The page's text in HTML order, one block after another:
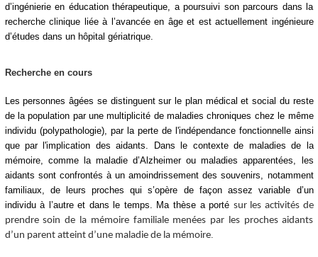
d’ingénierie en éducation thérapeutique, a poursuivi son parcours dans la
recherche clinique liée à l’avancée en âge et est actuellement ingénieure
d’études dans un hôpital gériatrique.
Recherche en cours
Les personnes âgées se distinguent sur le plan médical et social du reste
de la population par une multiplicité de maladies chroniques chez le même
individu (polypathologie), par la perte de l'indépendance fonctionnelle ainsi
que par l'implication des aidants. Dans le contexte de maladies de la
mémoire, comme la maladie d’Alzheimer ou maladies apparentées, les
aidants sont confrontés à un amoindrissement des souvenirs, notamment
familiaux, de leurs proches qui s’opère de façon assez variable d’un
individu à l’autre et dans le temps. Ma thèse a porté sur les activités de
prendre soin de la mémoire familiale menées par les proches aidants
d’un parent atteint d’une maladie de la mémoire.